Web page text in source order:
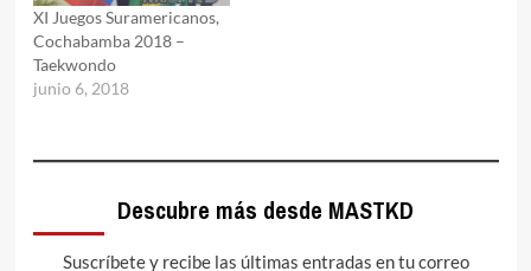
XI Juegos Suramericanos,
Cochabamba 2018 –
Taekwondo
junio 6, 2018
Descubre más desde MASTKD
Suscríbete y recibe las últimas entradas en tu correo